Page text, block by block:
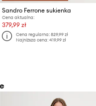
Sandro Ferrone sukienka
Cena aktualna:
379,99 zł
Cena regularna: 829,99 zł
Najniższa cena: 419,99 zł